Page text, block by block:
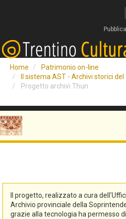
Home
Patrimonio on-line
Il sistema AST - Archivi storici
Progetto archivi Thun
Il progetto, realizzato a cura
Archivio provinciale della
grazie alla tecnologia ha permesso